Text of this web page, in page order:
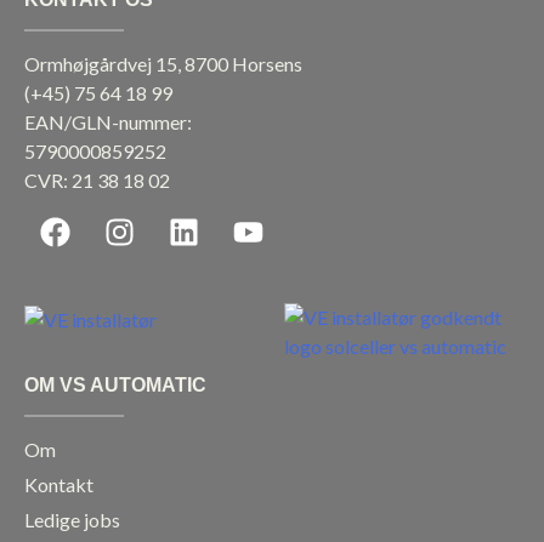
Ormhøjgårdvej 15, 8700 Horsens
(+45) 75 64 18 99
EAN/GLN-nummer:
5790000859252
CVR: 21 38 18 02
F
a
e
b
o
k
I
n
t
a
r
a
L
i
i
Y
o
OM VS AUTOMATIC
Om
Kontakt
Ledige jobs